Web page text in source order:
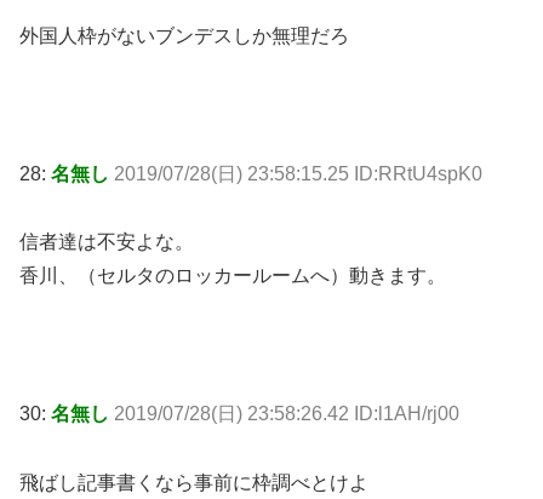
外国人枠がないブンデスしか無理だろ
28: 名無し 2019/07/28(日) 23:58:15.25 ID:RRtU4spK0
信者達は不安よな。
香川、（セルタのロッカールームへ）動きます。
30: 名無し 2019/07/28(日) 23:58:26.42 ID:l1AH/rj00
飛ばし記事書くなら事前に枠調べとけよ